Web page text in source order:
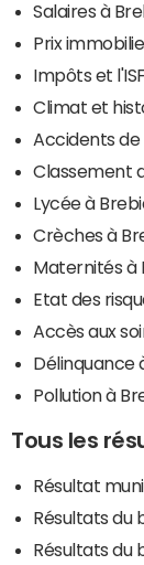
Salaires à
Prix
Impôts et
Climat et
Accidents de
Classement
Lycée à
Crèches à
Maternités à
Etat des
Accès aux
Délinquance
Pollution à
Tous les
Résultat
Résultats du
Résultats du